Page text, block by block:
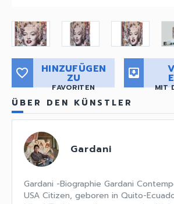
favorite_border HINZUFÜGEN
ZU
FAVORITEN
move_to_inbox
MIT
ÜBER DEN KÜNSTLER
Gardani
Gardani -Biographie Gardani
USA Citizen, geboren in Quito-